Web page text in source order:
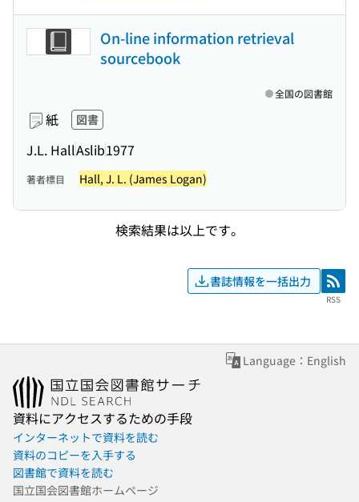
On-line information retrieval
sourcebook
紙 図書
J.L. HallAslib1977
全国の図書館
著者標目 Hall, J. L. (James Logan)
検索結果は以上です。
書誌情報を一括出力 RSS
RSS
Language：English
資料にアクセスするための手段
インターネットで資料を読む
資料のコピーを入手する
図書館で資料を読む
国立国会図書館ホームページ